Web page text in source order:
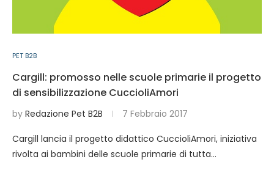
PET B2B
Cargill: promosso nelle scuole primarie il progetto
di sensibilizzazione CuccioliAmori
by Redazione Pet B2B 7 Febbraio 2017
Cargill lancia il progetto didattico CuccioliAmori, iniziativa
rivolta ai bambini delle scuole primarie di tutta…